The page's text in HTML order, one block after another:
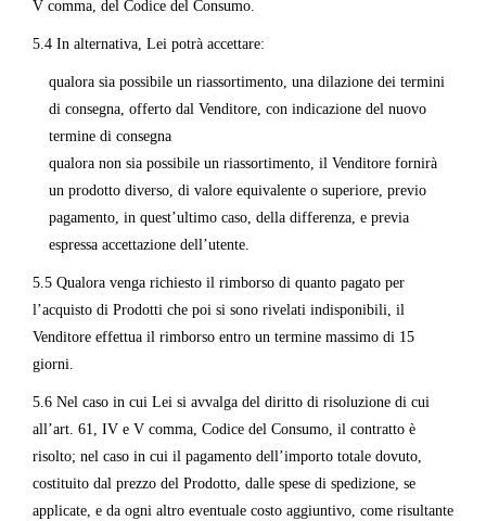
V comma, del Codice del Consumo.
5.4 In alternativa, Lei potrà accettare:
qualora sia possibile un riassortimento, una dilazione dei termini
di consegna, offerto dal Venditore, con indicazione del nuovo
termine di consegna
qualora non sia possibile un riassortimento, il Venditore fornirà
un prodotto diverso, di valore equivalente o superiore, previo
pagamento, in quest’ultimo caso, della differenza, e previa
espressa accettazione dell’utente.
5.5 Qualora venga richiesto il rimborso di quanto pagato per
l’acquisto di Prodotti che poi si sono rivelati indisponibili, il
Venditore effettua il rimborso entro un termine massimo di 15
giorni.
5.6 Nel caso in cui Lei si avvalga del diritto di risoluzione di cui
all’art. 61, IV e V comma, Codice del Consumo, il contratto è
risolto; nel caso in cui il pagamento dell’importo totale dovuto,
costituito dal prezzo del Prodotto, dalle spese di spedizione, se
applicate, e da ogni altro eventuale costo aggiuntivo, come risultante